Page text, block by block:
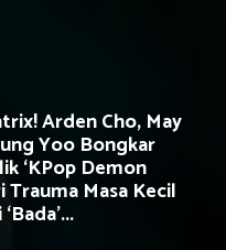
Arden Cho, May
Yoo Bongkar
‘KPop Demon
Trauma Masa Kecil